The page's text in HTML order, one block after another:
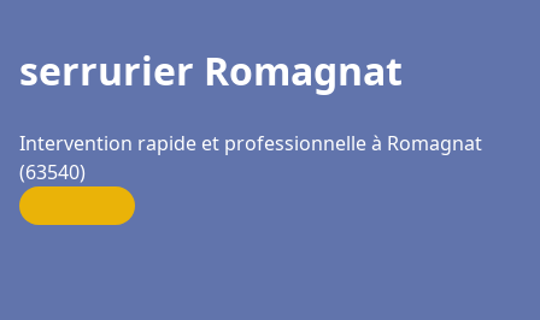
serrurier Romagnat
Intervention rapide et professionnelle à Romagnat
(63540)